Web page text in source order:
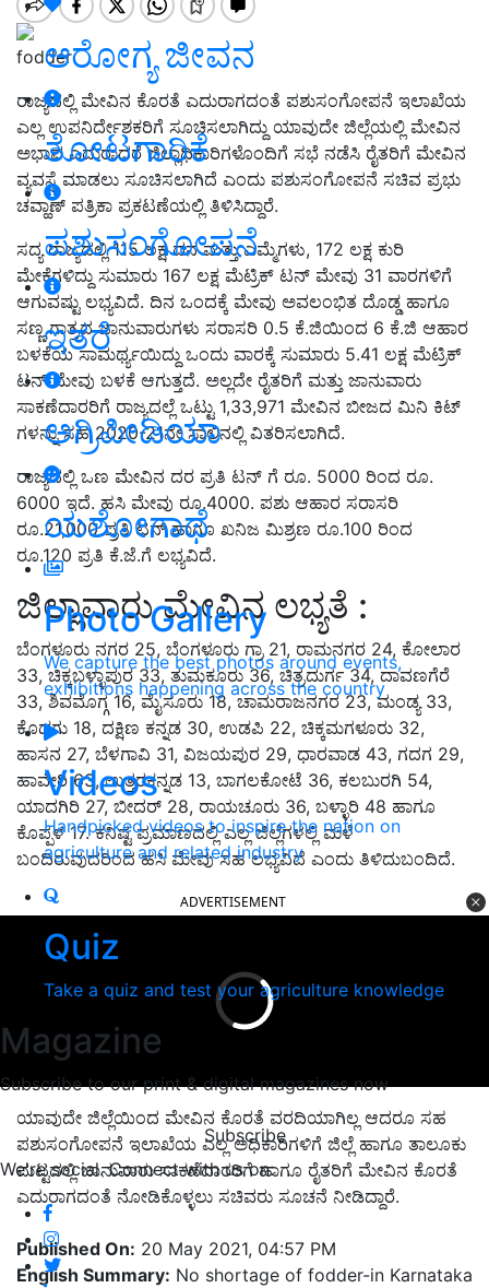
ಆರೋಗ್ಯ ಜೀವನ
ತೋಟಗಾರಿಕೆ
ಪಶುಸಂಗೋಪನೆ
ಇತರೆ
ಅಗ್ರಿಪೀಡಿಯಾ
ಯಶೋಗಾಥೆ
Photo Gallery
We capture the best photos around events,
exhibitions happening across the country
Videos
Handpicked videos to inspire the nation on
agriculture and related industry
Quiz
Take a quiz and test your agriculture knowledge
Magazine
Subscribe to our print & digital magazines now
Subscribe
We're social. Connect with us on:
fodder
ರಾಜ್ಯದಲ್ಲಿ ಮೇವಿನ ಕೊರತೆ ಎದುರಾಗದಂತೆ ಪಶುಸಂಗೋಪನೆ ಇಲಾಖೆಯ
ಎಲ್ಲ ಉಪನಿರ್ದೇಶಕರಿಗೆ ಸೂಚಿಸಲಾಗಿದ್ದು ಯಾವುದೇ ಜಿಲ್ಲೆಯಲ್ಲಿ ಮೇವಿನ
ಅಭಾವ ಎದುರಾದರೆ ಜಿಲ್ಲಾಧಿಕಾರಿಗಳೊಂದಿಗೆ ಸಭೆ ನಡೆಸಿ ರೈತರಿಗೆ ಮೇವಿನ
ವ್ಯವಸ್ಥೆ ಮಾಡಲು ಸೂಚಿಸಲಾಗಿದೆ ಎಂದು ಪಶುಸಂಗೋಪನೆ ಸಚಿವ ಪ್ರಭು
ಚವ್ಹಾಣ್ ಪತ್ರಿಕಾ ಪ್ರಕಟಣೆಯಲ್ಲಿ ತಿಳಿಸಿದ್ದಾರೆ.
ಸದ್ಯ ರಾಜ್ಯದಲ್ಲಿ 115 ಲಕ್ಷ ದನ ಮತ್ತು ಎಮ್ಮೆಗಳು, 172 ಲಕ್ಷ ಕುರಿ
ಮೇಕೆಗಳಿದ್ದು ಸುಮಾರು 167 ಲಕ್ಷ ಮೆಟ್ರಿಕ್ ಟನ್ ಮೇವು 31 ವಾರಗಳಿಗೆ
ಆಗುವಷ್ಟು ಲಭ್ಯವಿದೆ. ದಿನ ಒಂದಕ್ಕೆ ಮೇವು ಅವಲಂಭಿತ ದೊಡ್ಡ ಹಾಗೂ
ಸಣ್ಣ ಗಾತ್ರದ ಜಾನುವಾರುಗಳು ಸರಾಸರಿ 0.5 ಕೆ.ಜಿಯಿಂದ 6 ಕೆ.ಜಿ ಆಹಾರ
ಬಳಕೆಯ ಸಾಮರ್ಥ್ಯಯಿದ್ದು ಒಂದು ವಾರಕ್ಕೆ ಸುಮಾರು 5.41 ಲಕ್ಷ ಮೆಟ್ರಿಕ್
ಟನ್ ಮೇವು ಬಳಕೆ ಆಗುತ್ತದೆ. ಅಲ್ಲದೇ ರೈತರಿಗೆ ಮತ್ತು ಜಾನುವಾರು
ಸಾಕಣೆದಾರರಿಗೆ ರಾಜ್ಯದಲ್ಲೆ ಒಟ್ಟು 1,33,971 ಮೇವಿನ ಬೀಜದ ಮಿನಿ ಕಿಟ್
ಗಳನ್ನು ಸಹ 2020-21ನೇ ಸಾಲಿನಲ್ಲಿ ವಿತರಿಸಲಾಗಿದೆ.
ರಾಜ್ಯದಲ್ಲಿ ಒಣ ಮೇವಿನ ದರ ಪ್ರತಿ ಟನ್ ಗೆ ರೂ. 5000 ರಿಂದ ರೂ.
6000 ಇದೆ. ಹಸಿ ಮೇವು ರೂ.4000. ಪಶು ಆಹಾರ ಸರಾಸರಿ
ರೂ.21,000 ಪ್ರತಿ ಟನ್ ಹಾಗೂ ಖನಿಜ ಮಿಶ್ರಣ ರೂ.100 ರಿಂದ
ರೂ.120 ಪ್ರತಿ ಕೆ.ಜೆ.ಗೆ ಲಭ್ಯವಿದೆ.
ಜಿಲ್ಲಾವಾರು ಮೇವಿನ ಲಭ್ಯತೆ :
ಬೆಂಗಳೂರು ನಗರ 25, ಬೆಂಗಳೂರು ಗ್ರಾ 21, ರಾಮನಗರ 24, ಕೋಲಾರ
33, ಚಿಕ್ಕಬಳ್ಳಾಪುರ 33, ತುಮಕೂರು 36, ಚಿತ್ರದುರ್ಗ 34, ದಾವಣಗೆರೆ
33, ಶಿವಮೊಗ್ಗ 16, ಮೈಸೂರು 18, ಚಾಮರಾಜನಗರ 23, ಮಂಡ್ಯ 33,
ಕೊಡಗು 18, ದಕ್ಷಿಣ ಕನ್ನಡ 30, ಉಡಪಿ 22, ಚಿಕ್ಕಮಗಳೂರು 32,
ಹಾಸನ 27, ಬೆಳಗಾವಿ 31, ವಿಜಯಪುರ 29, ಧಾರವಾಡ 43, ಗದಗ 29,
ಹಾವೇರಿ 63, ಉತ್ತರಕನ್ನಡ 13, ಬಾಗಲಕೋಟೆ 36, ಕಲಬುರಗಿ 54,
ಯಾದಗಿರಿ 27, ಬೀದರ್ 28, ರಾಯಚೂರು 36, ಬಳ್ಳಾರಿ 48 ಹಾಗೂ
ಕೊಪ್ಪಳ 17. ಕನಿಷ್ಟ ಪ್ರಮಾಣದಲ್ಲಿ ಎಲ್ಲ ಜಿಲ್ಲೆಗಳಲ್ಲಿ ಮಳೆ
ಬಂದಿರುವುದರಿಂದ ಹಸಿ ಮೇವು ಸಹ ಲಭ್ಯವಿದೆ ಎಂದು ತಿಳಿದುಬಂದಿದೆ.
ADVERTISEMENT
ಯಾವುದೇ ಜಿಲ್ಲೆಯಿಂದ ಮೇವಿನ ಕೊರತೆ ವರದಿಯಾಗಿಲ್ಲ ಆದರೂ ಸಹ
ಪಶುಸಂಗೋಪನೆ ಇಲಾಖೆಯ ಎಲ್ಲ ಅಧಿಕಾರಿಗಳಿಗೆ ಜಿಲ್ಲೆ ಹಾಗೂ ತಾಲೂಕು
ಮಟ್ಟದಲ್ಲಿ ಜಾನುವಾರು ಸಾಕಣೆದಾರರಿಗೆ ಹಾಗೂ ರೈತರಿಗೆ ಮೇವಿನ ಕೊರತೆ
ಎದುರಾಗದಂತೆ ನೋಡಿಕೊಳ್ಳಲು ಸಚಿವರು ಸೂಚನೆ ನೀಡಿದ್ದಾರೆ.
Published On: 20 May 2021, 04:57 PM
English Summary: No shortage of fodder-in Karnataka